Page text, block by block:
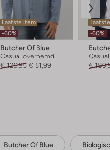
Laatste item
-60%
Butcher Of Blue
Casual overhemd
€ 129,95 € 51,99
-60%
€
Butcher Of Blue